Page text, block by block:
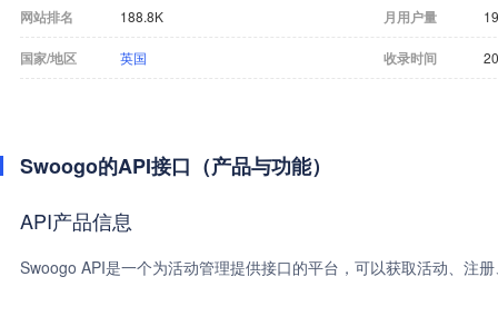
网站排名 188.8K 月用户量
国家/地区 英国 收录时间
Swoogo的API接口（产品与功能）
API产品信息
Swoogo API是一个为活动管理提供接口的平台，可以获取活动、注